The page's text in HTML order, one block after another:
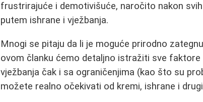
frustrirajuće i demotivišuće, naročito nakon
putem ishrane i vježbanja.
Mnogi se pitaju da li je moguće prirodno
ovom članku ćemo detaljno istražiti sve
vježbanja čak i sa ograničenjima (kao što su
možete realno očekivati od kremi, ishrane i